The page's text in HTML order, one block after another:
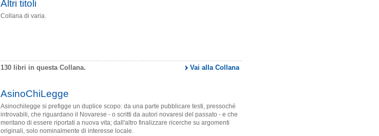
Altri titoli
Collana di varia.
Vai alla Collana
130 libri in questa Collana.
AsinoChiLegge
Asinochilegge si prefigge un duplice scopo: da una parte pubblicare testi, pressoché
introvabili, che riguardano il Novarese - o scritti da autori novaresi del passato - e che
meritano di essere riportati a nuova vita; dall'altro finalizzare ricerche su argomenti
originali, solo nominalmente di interesse locale.